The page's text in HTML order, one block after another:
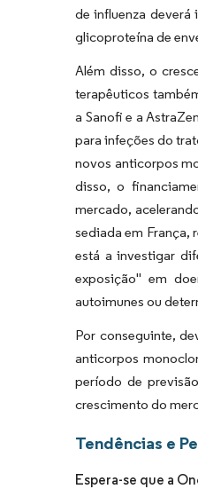
de influenza deverá
glicoproteína de
Além disso, o
terapêuticos
a Sanofi e a
para infeções do
novos anticorpos
disso, o
mercado,
sediada em França,
está a investigar
exposição" em
autoimunes ou
Por conseguinte,
anticorpos
período de
crescimento do
Tendências e
Espera-se que a